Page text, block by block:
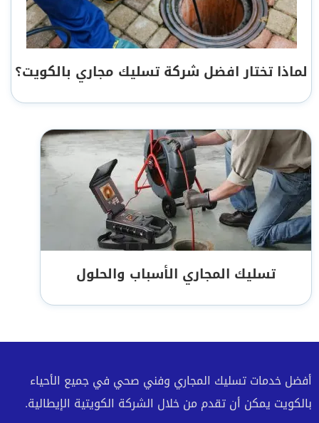
لماذا تختار افضل شركة تسليك مجاري بالكويت؟
تسليك المجاري الأسباب والحلول
أفضل خدمات تسليك المجاري وفني صحي في جميع الأحياء
بالكويت يمكن أن تقدم من خلال الشركة الكويتية الإيطالية.